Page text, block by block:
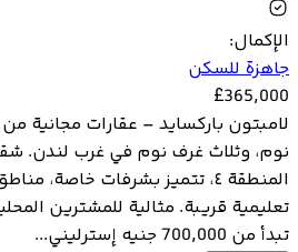
الإكمال:
جاهزة للسكن
£365,000
لامبتون باركسايد – عقارات مجانية
نوم، وثلاث غرف نوم في غرب لندن.
المنطقة ٤، تتميز بشرفات خاصة،
تعليمية قريبة. مثالية للمشترين
تبدأ من 700,000 جنيه إسترليني...